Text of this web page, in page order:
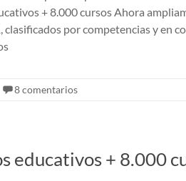
+ 8.000 cursos Ahora
clasificados por competencias y en
8 comentarios
educativos + 8.000